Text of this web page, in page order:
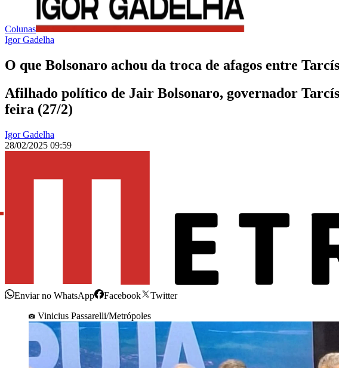
Colunas
Igor Gadelha
O que Bolsonaro achou da troca de afagos entre
Afilhado político de Jair Bolsonaro, governador
feira (27/2)
Igor Gadelha
28/02/2025 09:59
Enviar no WhatsApp Facebook
Twitter
Vinicius Passarelli/Metrópoles